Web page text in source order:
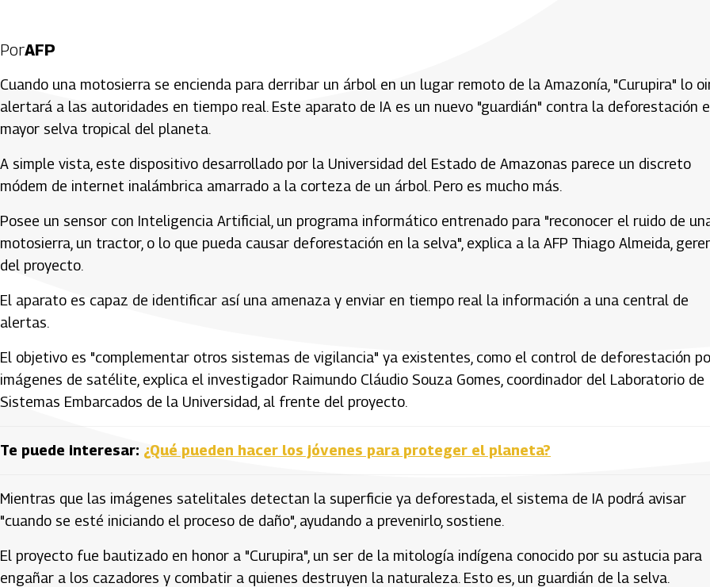
PorAFP
Cuando una motosierra se encienda para derribar un árbol en un lugar remoto de la Amazonía, "Curupira" lo
alertará a las autoridades en tiempo real. Este aparato de IA es un nuevo "guardián" contra la deforestación
mayor selva tropical del planeta.
A simple vista, este dispositivo desarrollado por la Universidad del Estado de Amazonas parece un discreto
módem de internet inalámbrica amarrado a la corteza de un árbol. Pero es mucho más.
Posee un sensor con Inteligencia Artificial, un programa informático entrenado para "reconocer el ruido de
motosierra, un tractor, o lo que pueda causar deforestación en la selva", explica a la AFP Thiago Almeida,
del proyecto.
El aparato es capaz de identificar así una amenaza y enviar en tiempo real la información a una central de
alertas.
El objetivo es "complementar otros sistemas de vigilancia" ya existentes, como el control de deforestación
imágenes de satélite, explica el investigador Raimundo Cláudio Souza Gomes, coordinador del Laboratorio de
Sistemas Embarcados de la Universidad, al frente del proyecto.
Te puede interesar: ¿Qué pueden hacer los jóvenes para proteger el planeta?
Mientras que las imágenes satelitales detectan la superficie ya deforestada, el sistema de IA podrá avisar
"cuando se esté iniciando el proceso de daño", ayudando a prevenirlo, sostiene.
El proyecto fue bautizado en honor a "Curupira", un ser de la mitología indígena conocido por su astucia para
engañar a los cazadores y combatir a quienes destruyen la naturaleza. Esto es, un guardián de la selva.